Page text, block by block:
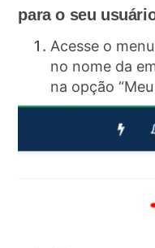
para o seu
Acesse o
no nome da
na opção